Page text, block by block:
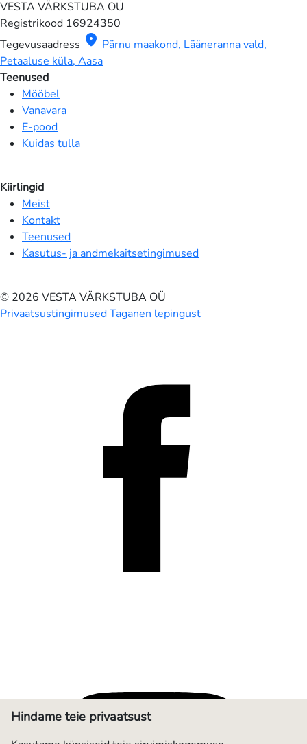
VESTA VÄRKSTUBA OÜ
Registrikood 16924350
Tegevusaadress location_on Pärnu maakond, Lääneranna vald,
Petaaluse küla, Aasa
Teenused
Mööbel
Vanavara
E-pood
Kuidas tulla
Kiirlingid
Meist
Kontakt
Teenused
Kasutus- ja andmekaitsetingimused
© 2026 VESTA VÄRKSTUBA OÜ
PrivaatsustingimusedTaganen lepingust
Hindame teie privaatsust